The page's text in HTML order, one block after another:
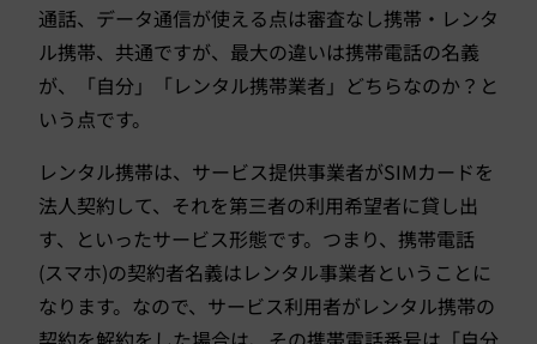
通話、データ通信が使える点は審査なし携帯・レンタ
ル携帯、共通ですが、最大の違いは携帯電話の名義
が、「自分」「レンタル携帯業者」どちらなのか？と
いう点です。
レンタル携帯は、サービス提供事業者がSIMカードを
法人契約して、それを第三者の利用希望者に貸し出
す、といったサービス形態です。つまり、携帯電話
(スマホ)の契約者名義はレンタル事業者ということに
なります。なので、サービス利用者がレンタル携帯の